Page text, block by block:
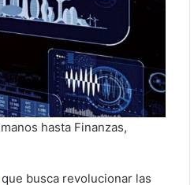
hasta Finanzas,
que busca revolucionar las